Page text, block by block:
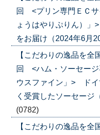
回 <プリン専門ＥＣサ
ょうはやりぷりん）
をお届け（2024年6月
【こだわりの逸品を全
回 <ハム・ソーセージ
ウスファイン」> ドイ
く受賞したソーセージ
(0782)
【こだわりの逸品を全